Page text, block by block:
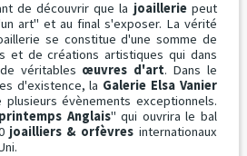
de découvrir que la joailleriepeut
art" et au final s'exposer. La vérité
se constitue d'une somme de
et de créations artistiques qui dans
véritables œuvres d'art. Dans le
d'existence, la Galerie Elsa Vanier
évènements exceptionnels.
Anglais" qui ouvrira le bal
joailliers & orfèvres internationaux